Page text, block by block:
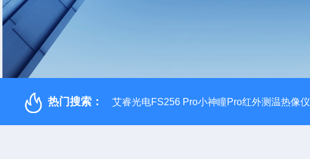
热门搜索： 艾睿光电FS256 Pro小神瞳Pro红外测温热像仪